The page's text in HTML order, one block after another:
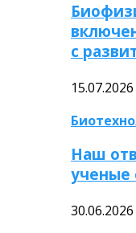
с
15.07.2026
Наш
ученые
30.06.2026